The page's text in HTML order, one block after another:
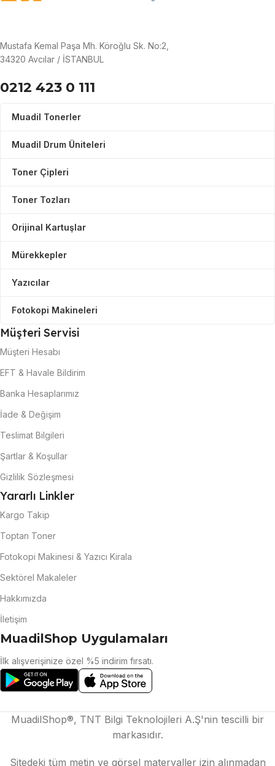
Mustafa Kemal Paşa Mh. Köroğlu Sk. No:2,
34320 Avcılar / İSTANBUL
0212 423 0 111
Muadil Tonerler
Muadil Drum Üniteleri
Toner Çipleri
Toner Tozları
Orijinal Kartuşlar
Mürekkepler
Yazıcılar
Fotokopi Makineleri
Müşteri Servisi
Müşteri Hesabı
EFT & Havale Bildirim
Banka Hesaplarımız
İade & Değişim
Teslimat Bilgileri
Şartlar & Koşullar
Gizlilik Sözleşmesi
Yararlı Linkler
Kargo Takip
Toptan Toner
Fotokopi Makinesi & Yazıcı Kirala
Sektörel Makaleler
Hakkımızda
İletişim
MuadilShop Uygulamaları
İlk alışverişinize özel %5 indirim fırsatı.
MuadilShop®, TNT Bilgi Teknolojileri A.Ş'nin tescilli bir
markasıdır.
Sitedeki tüm metin ve görsel materyaller izin alınmadan